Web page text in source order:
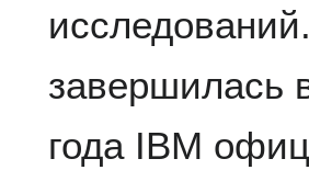
завершилась
года IBM